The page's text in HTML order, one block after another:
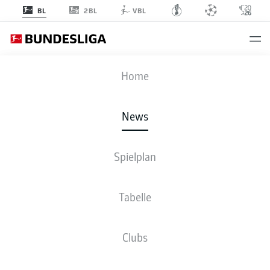
BL 2BL VBL
Home
News
Spielplan
Tabelle
Clubs
FÜNF TOP-PARADEN VON SVEN ULREICH